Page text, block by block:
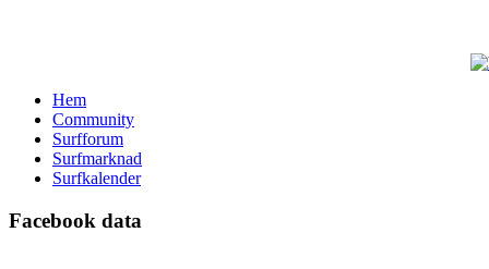
Hem
Community
Surfforum
Surfmarknad
Surfkalender
Facebook data